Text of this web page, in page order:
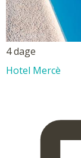
4 dage
Hotel Mercè